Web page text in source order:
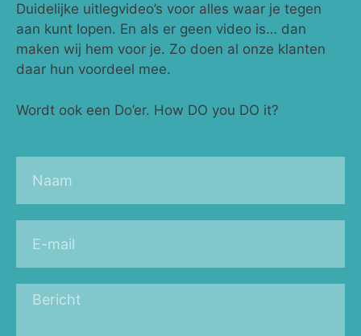
Duidelijke uitlegvideo’s voor alles waar je tegen
aan kunt lopen. En als er geen video is… dan
maken wij hem voor je. Zo doen al onze klanten
daar hun voordeel mee.
Wordt ook een Do’er. How DO you DO it?